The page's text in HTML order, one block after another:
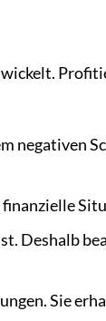
negativen
finanzielle
Deshalb
Sie